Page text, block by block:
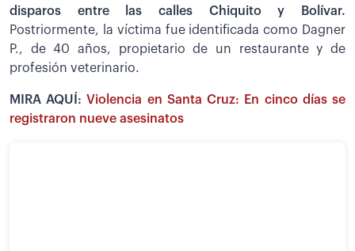
disparos entre las calles Chiquito y Bolívar.
Postriormente, la víctima fue identificada como Dagner
P., de 40 años, propietario de un restaurante y de
profesión veterinario.
MIRA AQUÍ:Violencia en Santa Cruz: En cinco días se
registraron nueve asesinatos